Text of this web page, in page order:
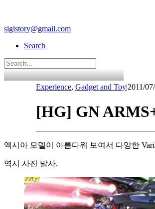
sigistory@gmail.com
Search
Experience, Gadget and Toy|2011/
[HG] GN
엑시아 모델이 아름다워 보여서 다양한
역시 사진 발사.